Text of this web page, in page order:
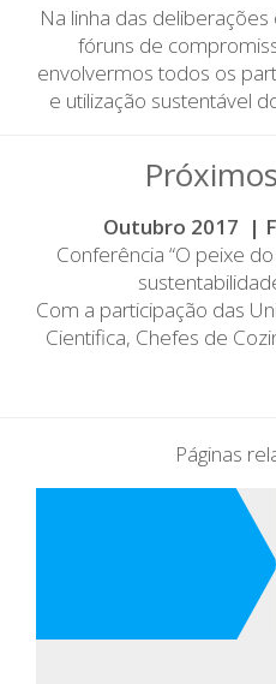
Na linha das
fóruns de
envolvermos todos os
e utilização sustentável
Outubro 2017 |
Conferência “O peixe
Com a participação das
Cientifica, Chefes de
Páginas